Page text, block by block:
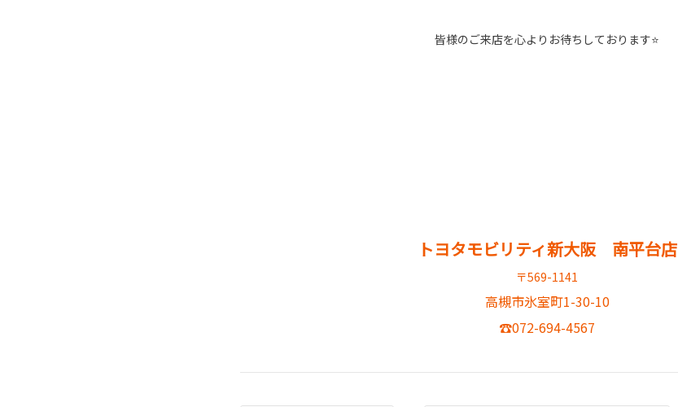
皆様のご来店を心よりお待ちしております⭐
トヨタモビリティ新大阪 南平台店
〒569-1141
高槻市氷室町1-30-10
☎072-694-4567